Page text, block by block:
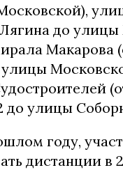
до улицы
Макарова
до улицы
году,
дистанции в